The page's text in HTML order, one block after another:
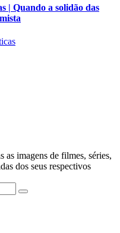
| Quando a solidão das
imagens de filmes, séries,
dos seus respectivos